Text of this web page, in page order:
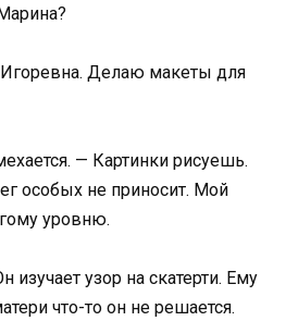
Делаю макеты для
— Картинки рисуешь.
особых не приносит. Мой
уровню.
узор на скатерти. Ему
что-то он не решается.